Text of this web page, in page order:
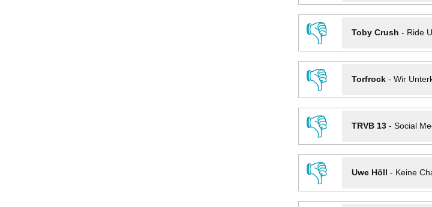
👎
Toby Crush - Ride
👎
Torfrock- Wir
👎
TRVB 13- Social
👎
Uwe Höll - Keine